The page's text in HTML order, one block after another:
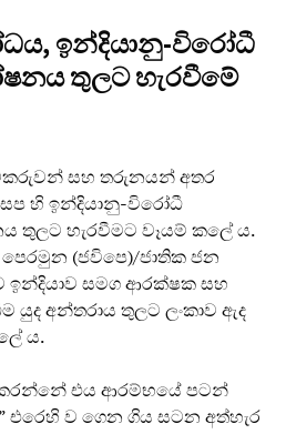
ඉන්දියානු-විරෝධී
තුලට හැරවීමේ
සහ තරුනයන් අතර
හි ඉන්දියානු-විරෝධී
තුලට හැරවීමට වෑයම් කලේ ය.
(ජවිපෙ)/ජාතික ජන
ඉන්දියාව සමග ආරක්ෂක සහ
අන්තරාය තුලට ලංකාව ඇද
ය.
එය ආරම්භයේ පටන්
එරෙහි ව ගෙන ගිය සටන අත්හැර